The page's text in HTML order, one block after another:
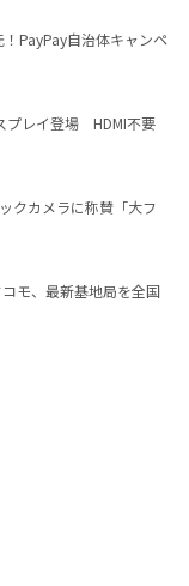
！PayPay自治体キャンペ
プレイ登場 HDMI不要
クカメラに称賛「大フ
モ、最新基地局を全国